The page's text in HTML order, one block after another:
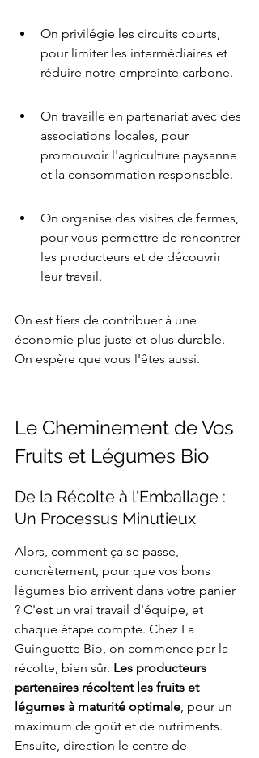
On privilégie les circuits courts,
pour limiter les intermédiaires et
réduire notre empreinte carbone.
On travaille en partenariat avec des
associations locales, pour
promouvoir l'agriculture paysanne
et la consommation responsable.
On organise des visites de fermes,
pour vous permettre de rencontrer
les producteurs et de découvrir
leur travail.
On est fiers de contribuer à une
économie plus juste et plus durable.
On espère que vous l'êtes aussi.
Le Cheminement de Vos
Fruits et Légumes Bio
De la Récolte à l'Emballage :
Un Processus Minutieux
Alors, comment ça se passe,
concrètement, pour que vos bons
légumes bio arrivent dans votre panier
? C'est un vrai travail d'équipe, et
chaque étape compte. Chez La
Guinguette Bio, on commence par la
récolte, bien sûr. Les producteurs
partenaires récoltent les fruits et
légumes à maturité optimale, pour un
maximum de goût et de nutriments.
Ensuite, direction le centre de